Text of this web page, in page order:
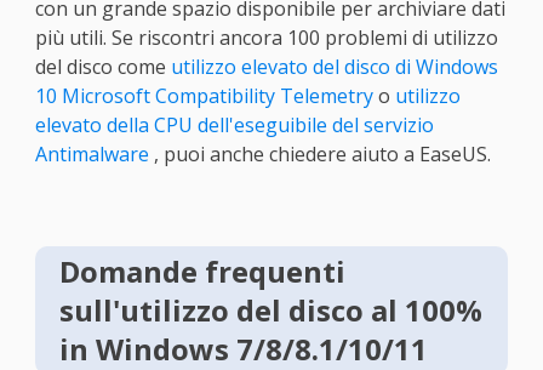
con un grande spazio disponibile per archiviare dati
più utili. Se riscontri ancora 100 problemi di utilizzo
del disco come utilizzo elevato del disco di Windows
10 Microsoft Compatibility Telemetryo utilizzo
elevato della CPU dell'eseguibile del servizio
Antimalware , puoi anche chiedere aiuto a EaseUS.
Domande frequenti
sull'utilizzo del disco al 100%
in Windows 7/8/8.1/10/11